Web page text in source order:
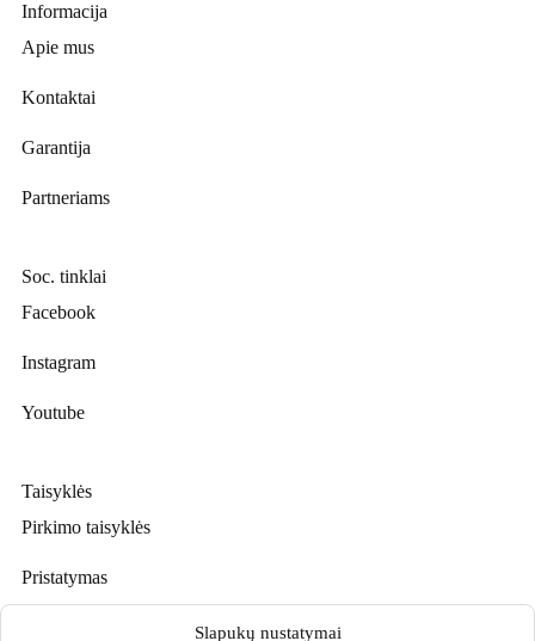
Slapukų nustatymai
Informacija
Apie mus
Kontaktai
Garantija
Partneriams
Soc. tinklai
Facebook
Instagram
Youtube
Taisyklės
Pirkimo taisyklės
Pristatymas